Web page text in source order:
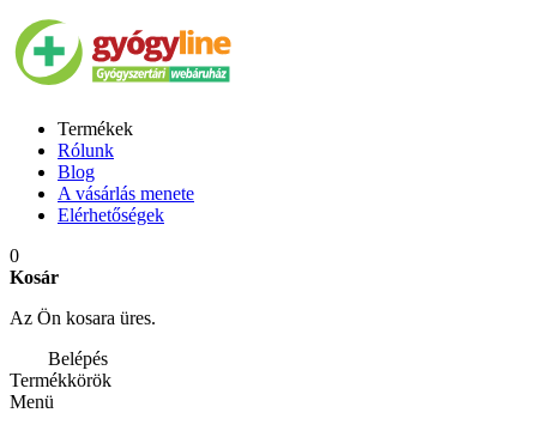
Termékek
Rólunk
Blog
A vásárlás menete
Elérhetőségek
0
Kosár
Az Ön kosara üres.
Belépés
Termékkörök
Menü